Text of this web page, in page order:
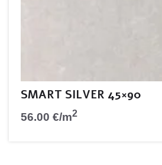
SMART SILVER 45×90
56.00 €/m2